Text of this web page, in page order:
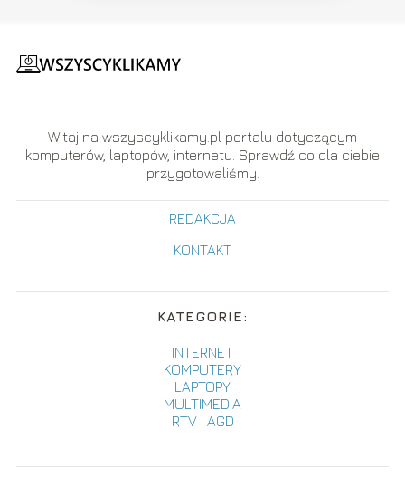
Witaj na wszyscyklikamy.pl portalu dotyczącym
komputerów, laptopów, internetu. Sprawdź co dla ciebie
przygotowaliśmy.
REDAKCJA
KONTAKT
KATEGORIE:
INTERNET
KOMPUTERY
LAPTOPY
MULTIMEDIA
RTV I AGD